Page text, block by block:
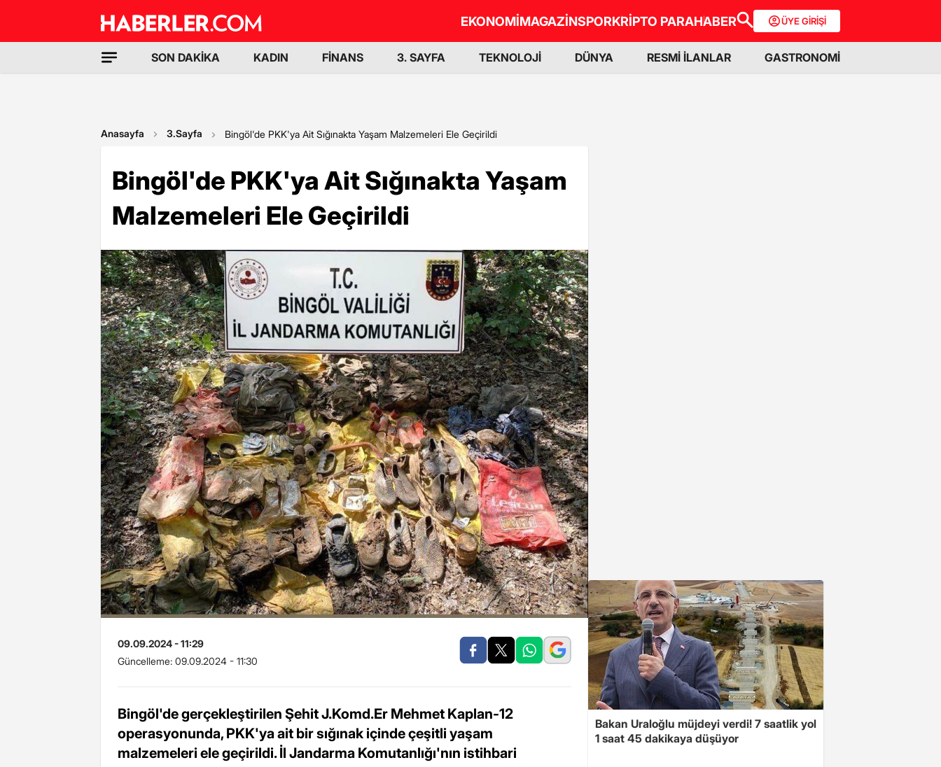
EKONOMİMAGAZİNSPORKRİPTO PARAHABER ÜYE GİRİŞİ
SON DAKİKA KADIN FİNANS 3. SAYFA TEKNOLOJİ DÜNYA RESMİ İLANLAR GASTRONOMİ
Anasayfa 3.Sayfa Bingöl'de PKK'ya Ait Sığınakta Yaşam Malzemeleri Ele Geçirildi
Bingöl'de PKK'ya Ait Sığınakta Yaşam
Malzemeleri Ele Geçirildi
09.09.2024 - 11:29
Güncelleme: 09.09.2024 - 11:30
Bingöl'de gerçekleştirilen Şehit J.Komd.Er Mehmet Kaplan-12
operasyonunda, PKK'ya ait bir sığınak içinde çeşitli yaşam
malzemeleri ele geçirildi. İl Jandarma Komutanlığı'nın istihbari
Bakan Uraloğlu müjdeyi verdi! 7 saatlik yol
1 saat 45 dakikaya düşüyor